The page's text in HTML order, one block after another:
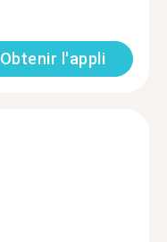
Obtenir l'appli